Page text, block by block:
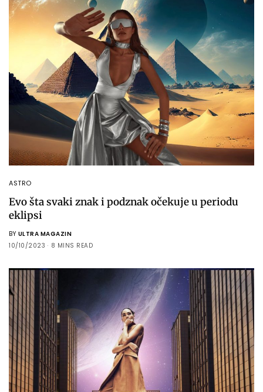
ASTRO
Evo šta svaki znak i podznak očekuje u periodu
eklipsi
BY ULTRA MAGAZIN
10/10/2023
8 MINS READ